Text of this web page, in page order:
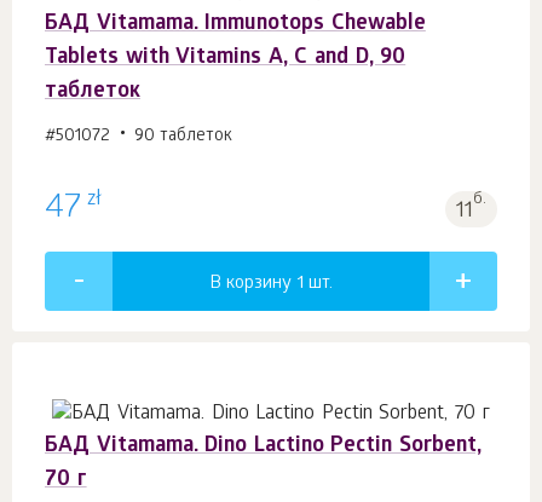
БАД Vitamama. Immunotops Chewable
Tablets with Vitamins A, C and D, 90
таблеток
#501072 90 таблеток
47 zł 11б.
В корзину 1 шт.
БАД Vitamama. Dino Lactino Pectin Sorbent,
70 г